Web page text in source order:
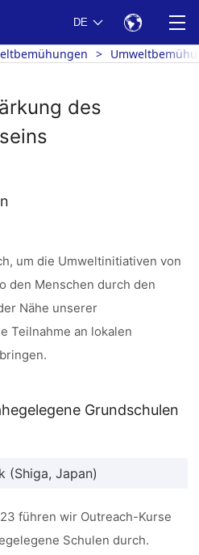
DE
des
um die Umweltinitiativen von
den Menschen durch den
Nähe unserer
Teilnahme an lokalen
Grundschulen
(Shiga, Japan)
führen wir Outreach-Kurse
Schulen durch.